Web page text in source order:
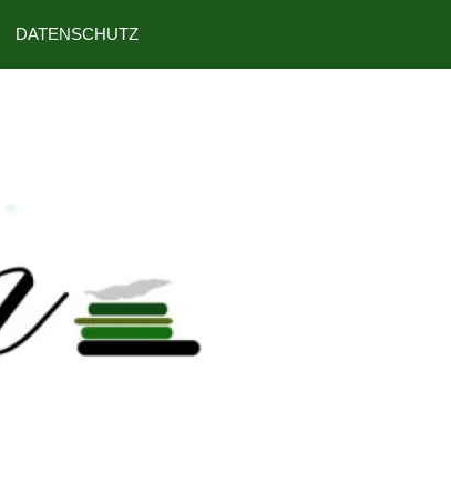
DATENSCHUTZ